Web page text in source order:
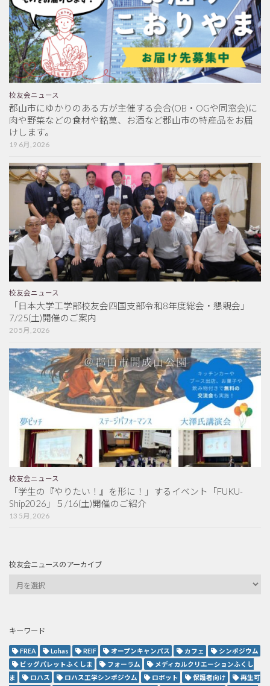
校友会ニュース
郡山市にゆかりのある方が主催する会合(OB・OGや同窓会)に
肉や野菜などの食材や銘菓、お酒など郡山市の特産品をお届
けします。
19 6月, 2026
校友会ニュース
「日本大学工学部校友会四国支部令和8年度総会・懇親会」
7/25(土)開催のご案内
20 5月, 2026
校友会ニュース
「学生の『やりたい！』を形に！」するイベント「FUKU-
Ship2026」５/16(土)開催のご紹介
13 5月, 2026
校友会ニュースのアーカイブ
キーワード
FREA Lohas REIF オープンキャンパス カフェ
シンポジウム
ビッグパレットふくしま
フォーラム
メディカルクリエーションふくし
ま
ロハス ロハス工学シンポジウム ロボット 保護者向け
再生可